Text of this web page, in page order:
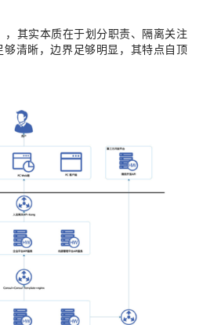
，其实本质在于划分职责、隔离关注
够清晰，边界足够明显，其特点自顶